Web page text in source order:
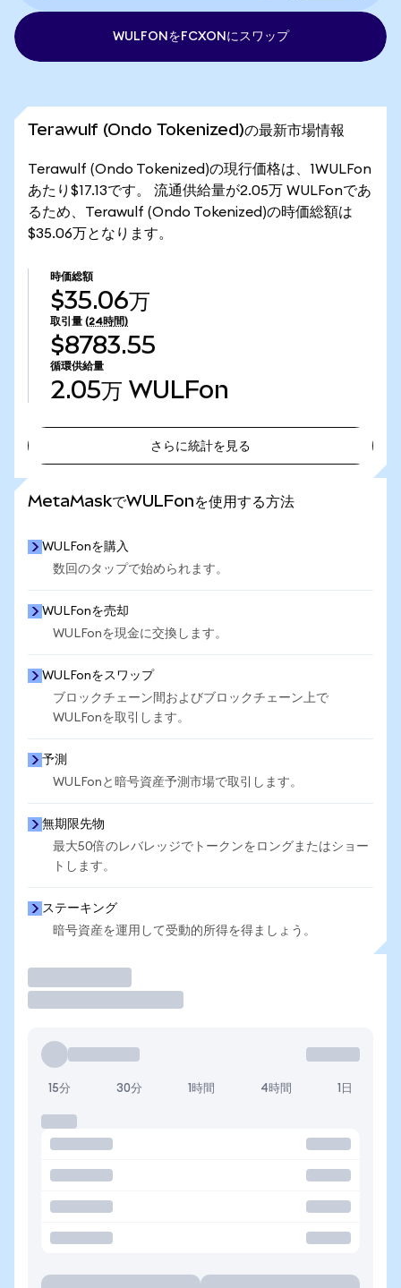
WULFONをFCXONにスワップ
Terawulf (Ondo Tokenized)の最新市場情報
Terawulf (Ondo Tokenized)の現行価格は、1WULFon
あたり$17.13です。 流通供給量が2.05万 WULFonであ
るため、Terawulf (Ondo Tokenized)の時価総額は
$35.06万となります。
時価総額
$35.06万
取引量 (24時間)
$8783.55
循環供給量
2.05万 WULFon
さらに統計を見る
MetaMaskでWULFonを使用する方法
WULFonを購入
数回のタップで始められます。
WULFonを売却
WULFonを現金に交換します。
WULFonをスワップ
ブロックチェーン間およびブロックチェーン上で
WULFonを取引します。
予測
WULFonと暗号資産予測市場で取引します。
無期限先物
最大50倍のレバレッジでトークンをロングまたはショー
トします。
ステーキング
暗号資産を運用して受動的所得を得ましょう。
15分 30分 1時間 4時間 1日